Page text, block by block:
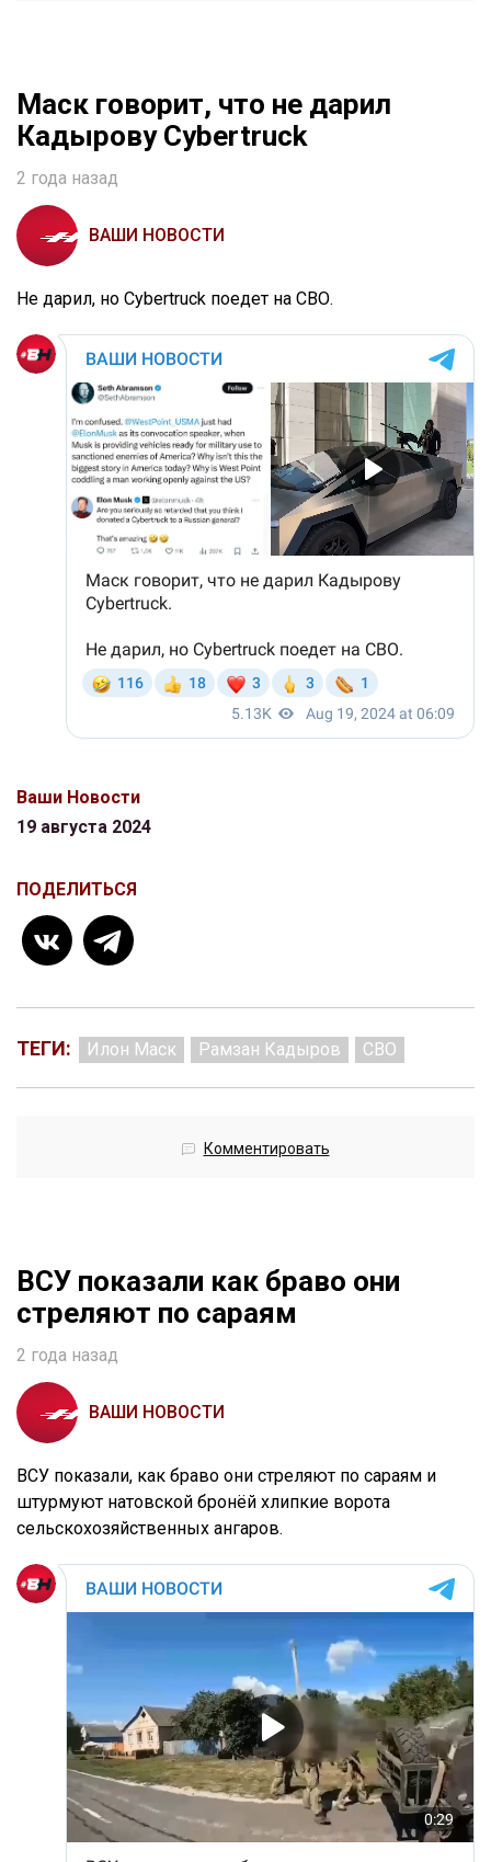
Маск говорит, что не дарил
Кадырову Cybertruck
2 года назад
ВАШИ НОВОСТИ
Не дарил, но Cybertruck поедет на СВО.
Ваши Новости
19 августа 2024
ПОДЕЛИТЬСЯ
ТЕГИ: Илон Маск Рамзан Кадыров СВО
Комментировать
ВСУ показали как браво они
стреляют по сараям
2 года назад
ВАШИ НОВОСТИ
ВСУ показали, как браво они стреляют по сараям и
штурмуют натовской бронёй хлипкие ворота
сельскохозяйственных ангаров.